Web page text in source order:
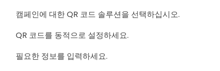
캠페인에 대한 QR 코드 솔루션을 선택하십시오.
QR 코드를 동적으로 설정하세요.
필요한 정보를 입력하세요.